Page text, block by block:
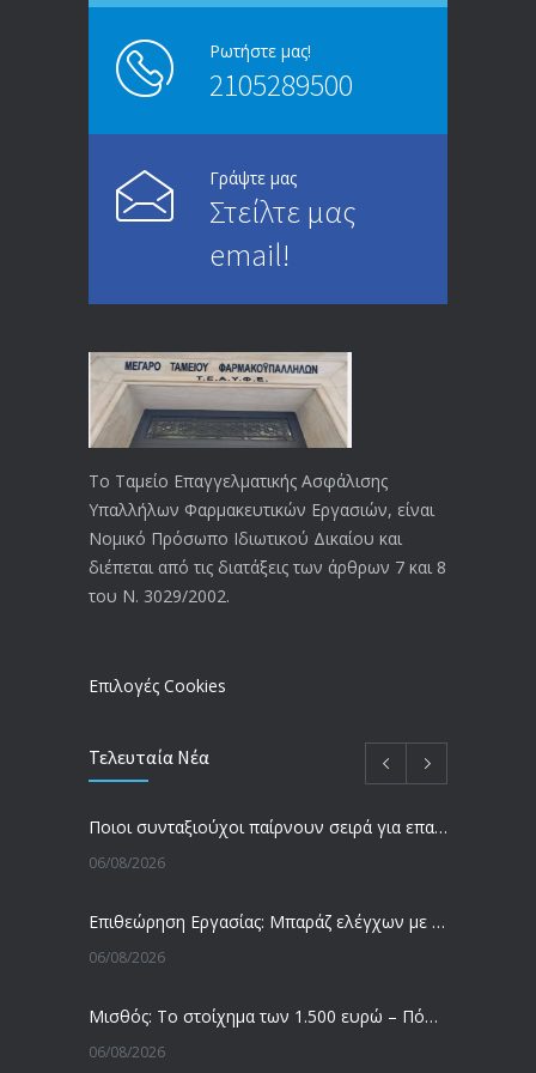
Επίδομα ανεργίας: Υπολογισμός βάσει
ΕΝΗΜΕΡΩΣΗ ΠΡΟΣ ΣΥΝΤΑΞΙΟΥΧΟΥΣ
18/12/2019
ΑΝΑΚΟΙΝΩΣΗ
20/12/2019
Αναπηρικές συντάξεις: Έρχεται νέα
απόφαση από το υπουργείο Εργασίας
-Τι είπε η Δ. Μιχαηλίδου για τις
Ρωτήστε μας!
2105289500
Γράψτε μας
Στείλτε μας
email!
Το Ταμείο Επαγγελματικής Ασφάλισης
Υπαλλήλων Φαρμακευτικών Εργασιών, είναι
Νομικό Πρόσωπο Ιδιωτικού Δικαίου και
διέπεται από τις διατάξεις των άρθρων 7 και 8
του Ν. 3029/2002.
Επιλογές Cookies
Τελευταία Νέα
Ποιοι συνταξιούχοι παίρνουν σειρά για επανυπολογισμό σύνταξης με αύξηση και αναδρομικά – Οι εκκρεμότητες ανά Ταμείο
06/08/2026
Επιθεώρηση Εργασίας: Μπαράζ ελέγχων με tablets και drones
06/08/2026
Μισθός: Το στοίχημα των 1.500 ευρώ – Πόσοι εργαζόμενοι παίρνουν αυτά τα χρήματα
06/08/2026